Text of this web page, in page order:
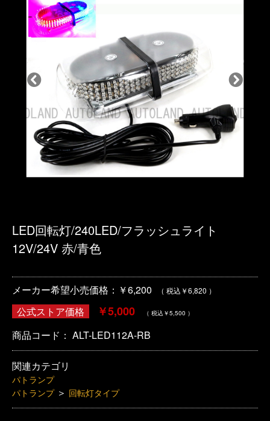
LED回転灯/240LED/フラッシュライト
12V/24V 赤/青色
メーカー希望小売価格：￥6,200 （ 税込￥6,820 ）
公式ストア価格 ￥5,000 （ 税込￥5,500 ）
商品コード： ALT-LED112A-RB
関連カテゴリ
パトランプ
パトランプ ＞ 回転灯タイプ